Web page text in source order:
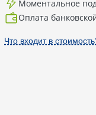
Моментальное
Оплата
Что входит в